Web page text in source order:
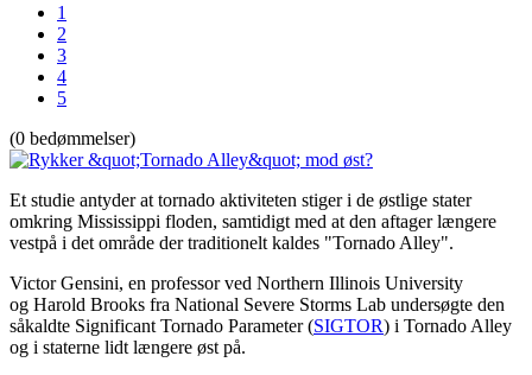
1
2
3
4
5
(0 bedømmelser)
Et studie antyder at tornado aktiviteten stiger i de østlige stater
omkring Mississippi floden, samtidigt med at den aftager længere
vestpå i det område der traditionelt kaldes "Tornado Alley".
Victor Gensini, en professor ved Northern Illinois University
og Harold Brooks fra National Severe Storms Lab undersøgte den
såkaldte Significant Tornado Parameter (SIGTOR) i Tornado Alley
og i staterne lidt længere øst på.